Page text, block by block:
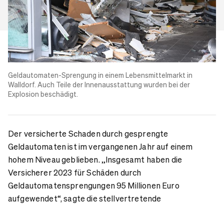
Geldautomaten-Sprengung in einem Lebensmittelmarkt in
Walldorf. Auch Teile der Innenausstattung wurden bei der
Explosion beschädigt.
Der versicherte Schaden durch gesprengte
Geldautomaten ist im vergangenen Jahr auf einem
hohem Niveau geblieben. „Insgesamt haben die
Versicherer 2023 für Schäden durch
Geldautomatensprengungen 95 Millionen Euro
aufgewendet“, sagte die stellvertretende